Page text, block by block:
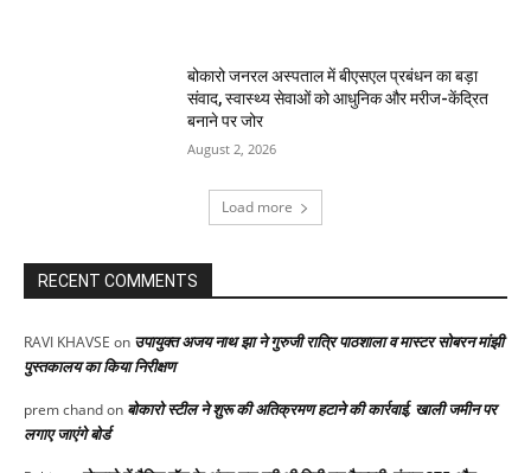
बोकारो जनरल अस्पताल में बीएसएल प्रबंधन का बड़ा
संवाद, स्वास्थ्य सेवाओं को आधुनिक और मरीज-केंद्रित
बनाने पर जोर
August 2, 2026
Load more
RECENT COMMENTS
RAVI KHAVSE on उपायुक्त अजय नाथ झा ने गुरुजी रात्रि पाठशाला व मास्टर सोबरन मांझी
पुस्तकालय का किया निरीक्षण
prem chandon बोकारो स्टील ने शुरू की अतिक्रमण हटाने की कार्रवाई, खाली जमीन पर
लगाए जाएंगे बोर्ड